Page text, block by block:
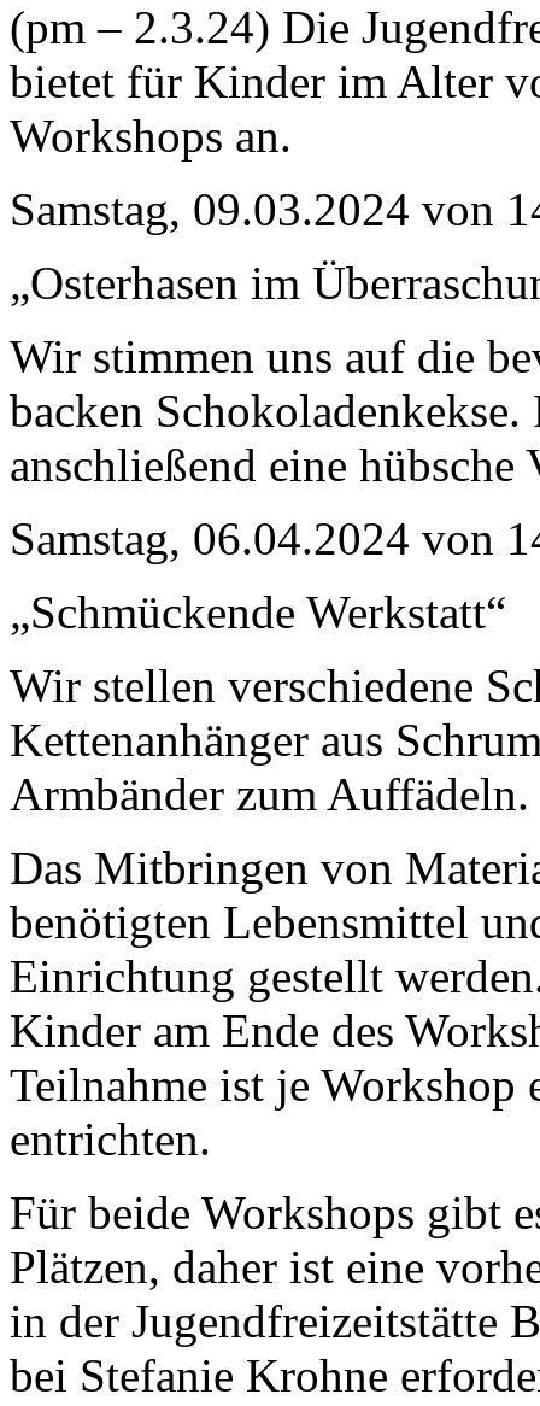
(pm – 2.3.24) Die
bietet für Kinder im Alter
Workshops an.
Samstag, 09.03.2024 von
„Osterhasen im
Wir stimmen uns auf die
backen
anschließend eine hübsche
Samstag, 06.04.2024 von
„Schmückende Werkstatt“
Wir stellen verschiedene
Kettenanhänger aus
Armbänder zum Auffädeln.
Das Mitbringen von
benötigten Lebensmittel
Einrichtung gestellt
Kinder am Ende des
Teilnahme ist je
entrichten.
Für beide Workshops gibt
Plätzen, daher ist eine
in der Jugendfreizeitstätte
bei Stefanie Krohne